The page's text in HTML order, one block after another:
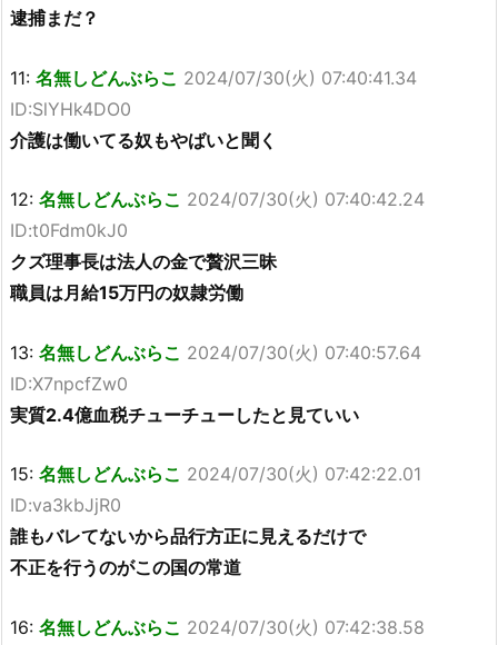
逮捕まだ？
11: 名無しどんぶらこ 2024/07/30(火) 07:40:41.34
ID:SlYHk4DO0
介護は働いてる奴もやばいと聞く
12: 名無しどんぶらこ 2024/07/30(火) 07:40:42.24
ID:t0Fdm0kJ0
クズ理事長は法人の金で贅沢三昧
職員は月給15万円の奴隷労働
13: 名無しどんぶらこ 2024/07/30(火) 07:40:57.64
ID:X7npcfZw0
実質2.4億血税チューチューしたと見ていい
15: 名無しどんぶらこ 2024/07/30(火) 07:42:22.01
ID:va3kbJjR0
誰もバレてないから品行方正に見えるだけで
不正を行うのがこの国の常道
16: 名無しどんぶらこ 2024/07/30(火) 07:42:38.58